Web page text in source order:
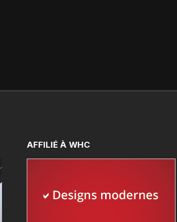
AFFILIÉ À WHC